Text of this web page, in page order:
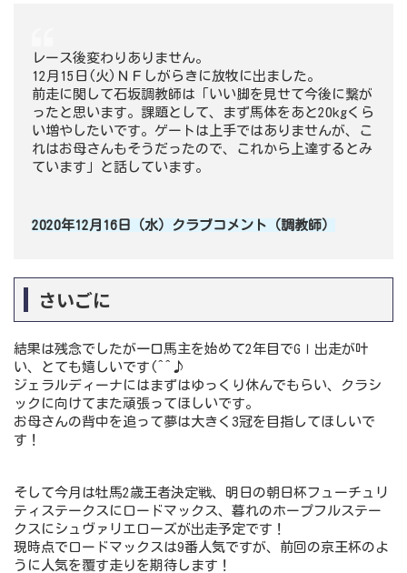
レース後変わりありません。
12月15日(火)ＮＦしがらきに放牧に出ました。
前走に関して石坂調教師は「いい脚を見せて今後に繋が
ったと思います。課題として、まず馬体をあと20kgくら
い増やしたいです。ゲートは上手ではありませんが、こ
れはお母さんもそうだったので、これから上達するとみ
ています」と話しています。
2020年12月16日（水）クラブコメント（調教師）
さいごに
結果は残念でしたが一口馬主を始めて2年目でGⅠ出走が叶
い、とても嬉しいです(^^♪
ジェラルディーナにはまずはゆっくり休んでもらい、クラシ
ックに向けてまた頑張ってほしいです。
お母さんの背中を追って夢は大きく3冠を目指してほしいで
す！
そして今月は牡馬2歳王者決定戦、明日の朝日杯フューチュリ
ティステークスにロードマックス、暮れのホープフルステー
クスにシュヴァリエローズが出走予定です！
現時点でロードマックスは9番人気ですが、前回の京王杯のよ
うに人気を覆す走りを期待します！